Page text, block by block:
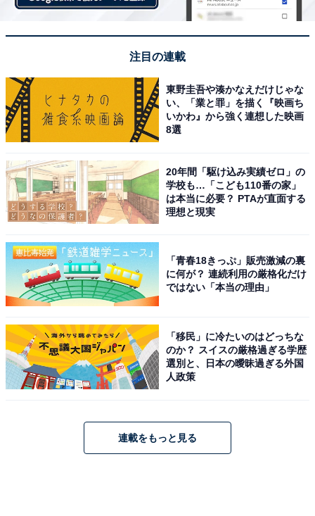
お湯を入れると月や星が浮かび上がる魔法のマグカップ
ザインの普段使いできるマグカップ。お湯を入れると月
や星が浮かび上がる遊び心もあり、まさに魔法のような
仕様で作品の世界観を体験できます。
■「ベアフル ホグワーツ」（2750円）
注目の連載
東野圭吾や湊かなえだけじゃな
い、「業と罪」を描く『映画ち
いかわ』から強く連想した映画
8選
20年間「駆け込み実績ゼロ」の
学校も…「こども110番の家」
は本当に必要？ PTAが直面する
理想と現実
「青春18きっぷ」販売激減の裏
に何が？ 連続利用の厳格化だけ
ではない「本当の理由」
「移民」に冷たいのはどっちな
のか？ スイスの厳格過ぎる学歴
選別と、日本の曖昧過ぎる外国
人政策
連載をもっと見る